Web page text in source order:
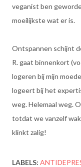
veganist ben
moeilijkste wat er is.
Ontspannen schijnt
R. gaat binnenkort
logeren bij mijn
logeert bij het
weg. Helemaal weg.
totdat we vanzelf
klinkt zalig!
LABELS: